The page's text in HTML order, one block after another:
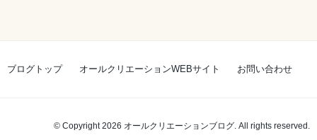
ブログトップ オールクリエーションWEBサイト お問い合わせ
© Copyright 2026 オールクリエーションブログ. All rights reserved.